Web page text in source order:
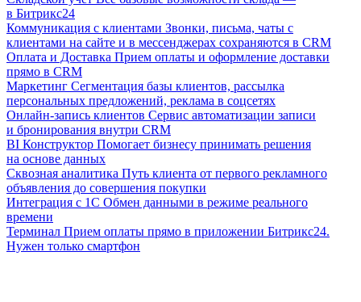
в Битрикс24
Коммуникация с клиентами Звонки, письма, чаты с
клиентами на сайте и в мессенджерах сохраняются в CRM
Оплата и Доставка Прием оплаты и оформление доставки
прямо в CRM
Маркетинг Сегментация базы клиентов, рассылка
персональных предложений, реклама в соцсетях
Онлайн-запись клиентов Сервис автоматизации записи
и бронирования внутри CRM
BI Конструктор Помогает бизнесу принимать решения
на основе данных
Сквозная аналитика Путь клиента от первого рекламного
объявления до совершения покупки
Интеграция с 1С Обмен данными в режиме реального
времени
Терминал Прием оплаты прямо в приложении Битрикс24.
Нужен только смартфон